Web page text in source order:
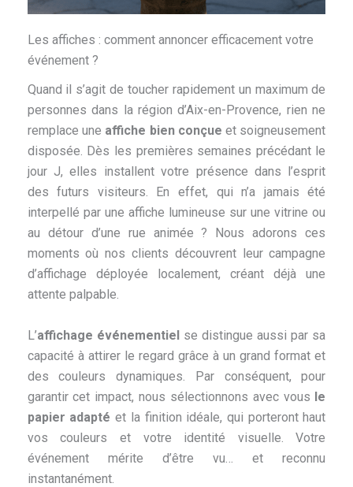
Les affiches : comment annoncer efficacement votre
événement ?
Quand il s’agit de toucher rapidement un maximum de
personnes dans la région d’Aix-en-Provence, rien ne
remplace une affiche bien conçue et soigneusement
disposée. Dès les premières semaines précédant le
jour J, elles installent votre présence dans l’esprit
des futurs visiteurs. En effet, qui n’a jamais été
interpellé par une affiche lumineuse sur une vitrine ou
au détour d’une rue animée ? Nous adorons ces
moments où nos clients découvrent leur campagne
d’affichage déployée localement, créant déjà une
attente palpable.
L’affichage événementielse distingue aussi par sa
capacité à attirer le regard grâce à un grand format et
des couleurs dynamiques. Par conséquent, pour
garantir cet impact, nous sélectionnons avec vous le
papier adapté et la finition idéale, qui porteront haut
vos couleurs et votre identité visuelle. Votre
événement mérite d’être vu… et reconnu
instantanément.